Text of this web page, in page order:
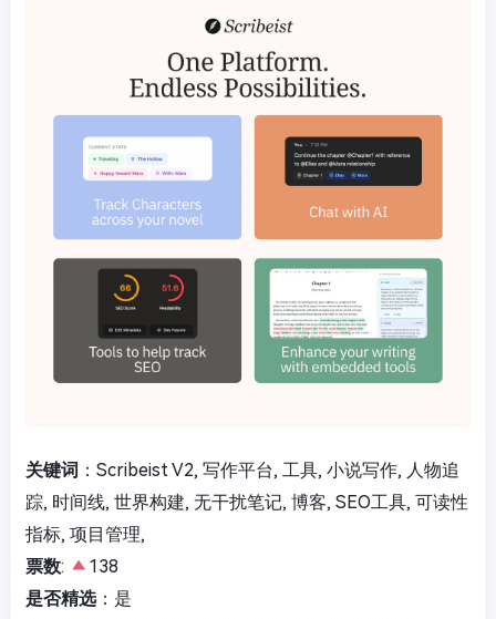
关键词 ：Scribeist V2, 写作平台, 工具, 小说写作, 人物追
踪, 时间线, 世界构建, 无干扰笔记, 博客, SEO工具, 可读性
指标, 项目管理,
票数:
138
是否精选：是